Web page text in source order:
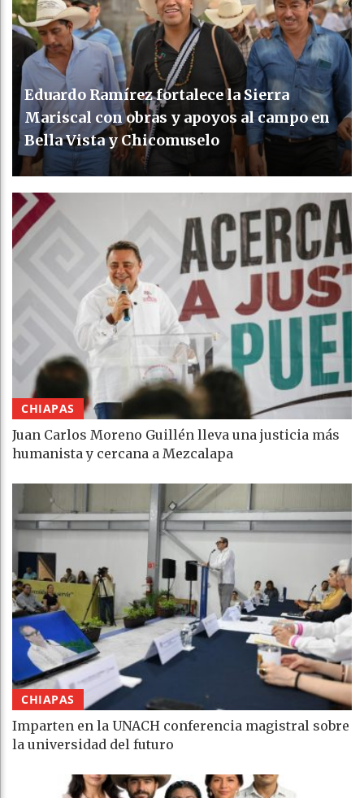
Eduardo Ramírez fortalece la Sierra
Mariscal con obras y apoyos al campo en
Bella Vista y Chicomuselo
CHIAPAS
Juan Carlos Moreno Guillén lleva una justicia más
humanista y cercana a Mezcalapa
CHIAPAS
Imparten en la UNACH conferencia magistral sobre
la universidad del futuro